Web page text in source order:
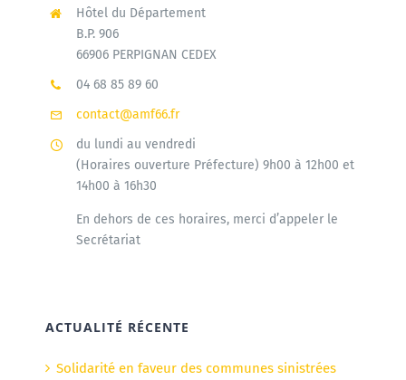
Hôtel du Département
B.P. 906
66906 PERPIGNAN CEDEX
04 68 85 89 60
contact@amf66.fr
du lundi au vendredi
(Horaires ouverture Préfecture) 9h00 à 12h00 et
14h00 à 16h30
En dehors de ces horaires, merci d’appeler le
Secrétariat
ACTUALITÉ RÉCENTE
Solidarité en faveur des communes sinistrées